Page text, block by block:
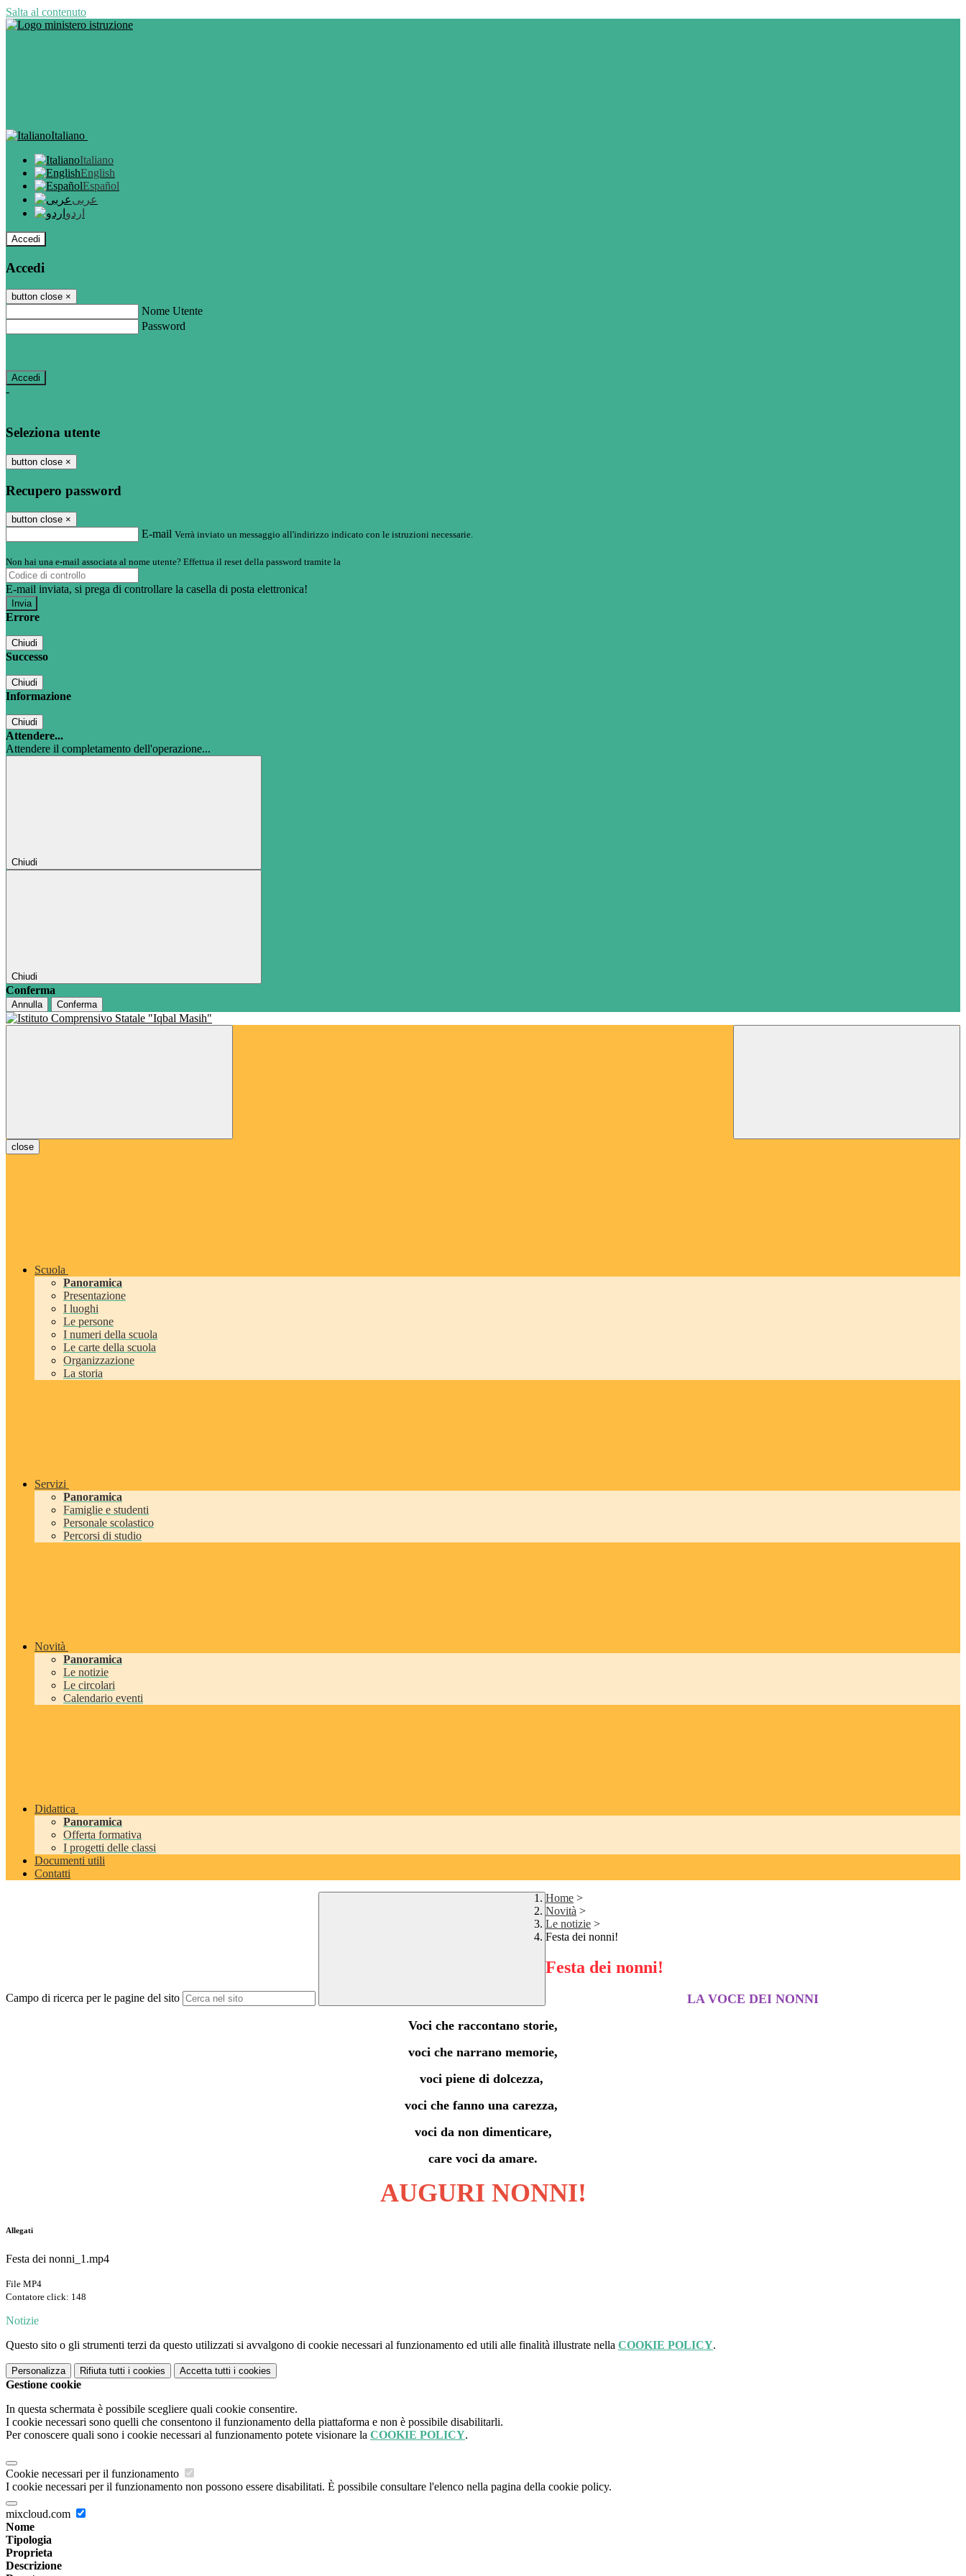
Salta al contenuto
Italiano
Italiano
English
Español
عربى
اردو
Accedi
Accedi
button close ×
Nome Utente
Password
-
Seleziona utente
button close ×
Recupero password
button close ×
E-mail Verrà inviato un messaggio all'indirizzo indicato con le istruzioni necessarie.
Non hai una e-mail associata al nome utente? Effettua il reset della password tramite la
E-mail inviata, si prega di controllare la casella di posta elettronica!
Errore
Chiudi
Successo
Chiudi
Informazione
Chiudi
Attendere...
Attendere il completamento dell'operazione...
Chiudi
Chiudi
Conferma
Annulla Conferma
close
Scuola
Panoramica
Presentazione
I luoghi
Le persone
I numeri della scuola
Le carte della scuola
Organizzazione
La storia
Servizi
Panoramica
Famiglie e studenti
Personale scolastico
Percorsi di studio
Novità
Panoramica
Le notizie
Le circolari
Calendario eventi
Didattica
Panoramica
Offerta formativa
I progetti delle classi
Documenti utili
Contatti
Campo di ricerca per le pagine del sito
Home >
Novità >
Le notizie >
Festa dei nonni!
Festa dei nonni!
LA VOCE DEI NONNI
Voci che raccontano storie,
voci che narrano memorie,
voci piene di dolcezza,
voci che fanno una carezza,
voci da non dimenticare,
care voci da amare.
AUGURI NONNI!
Allegati
Festa dei nonni_1.mp4
File MP4
Contatore click: 148
Notizie
Questo sito o gli strumenti terzi da questo utilizzati si avvalgono di cookie necessari al funzionamento ed utili alle finalità illustrate nella COOKIE POLICY.
Personalizza Rifiuta tutti i cookies Accetta tutti i cookies
Gestione cookie
In questa schermata è possibile scegliere quali cookie consentire.
I cookie necessari sono quelli che consentono il funzionamento della piattaforma e non è possibile disabilitarli.
Per conoscere quali sono i cookie necessari al funzionamento potete visionare la COOKIE POLICY.
Cookie necessari per il funzionamento
I cookie necessari per il funzionamento non possono essere disabilitati. È possibile consultare l'elenco nella pagina della cookie policy.
mixcloud.com
Nome
Tipologia
Proprieta
Descrizione